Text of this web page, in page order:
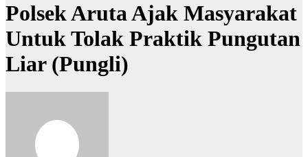
Polsek Aruta Ajak Masyarakat
Untuk Tolak Praktik Pungutan
Liar (Pungli)